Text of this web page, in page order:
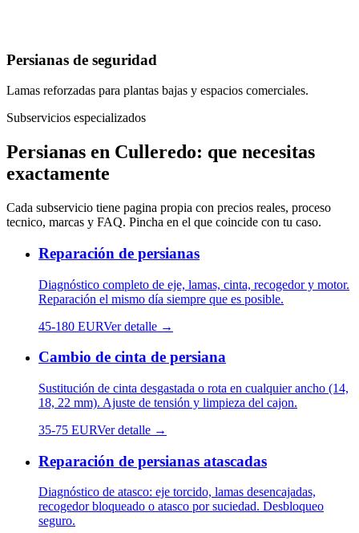
Persianas de seguridad
Lamas reforzadas para plantas bajas y espacios comerciales.
Subservicios especializados
Persianas en Culleredo: que necesitas
exactamente
Cada subservicio tiene pagina propia con precios reales, proceso
tecnico, marcas y FAQ. Pincha en el que coincide con tu caso.
Reparación de persianas
Diagnóstico completo de eje, lamas, cinta, recogedor y motor.
Reparación el mismo día siempre que es posible.
45-180 EURVer detalle →
Cambio de cinta de persiana
Sustitución de cinta desgastada o rota en cualquier ancho (14,
18, 22 mm). Ajuste de tensión y limpieza del cajon.
35-75 EURVer detalle →
Reparación de persianas atascadas
Diagnóstico de atasco: eje torcido, lamas desencajadas,
recogedor bloqueado o atasco por suciedad. Desbloqueo
seguro.